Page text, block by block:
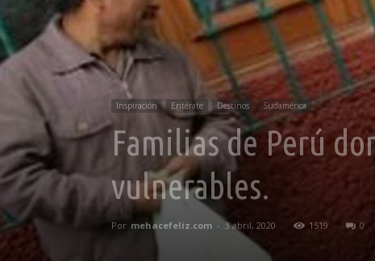
Inspiración Entérate Destinos Sudamérica
Familias de Perú
vulnerables.
Por mehacefeliz.com - 3 abril, 2020 1519 0